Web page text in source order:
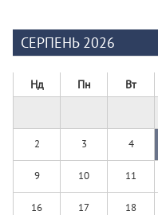
СЕРПЕНЬ 2026
Нд Пн Вт
2 3 4
9 10 11
16 17 18